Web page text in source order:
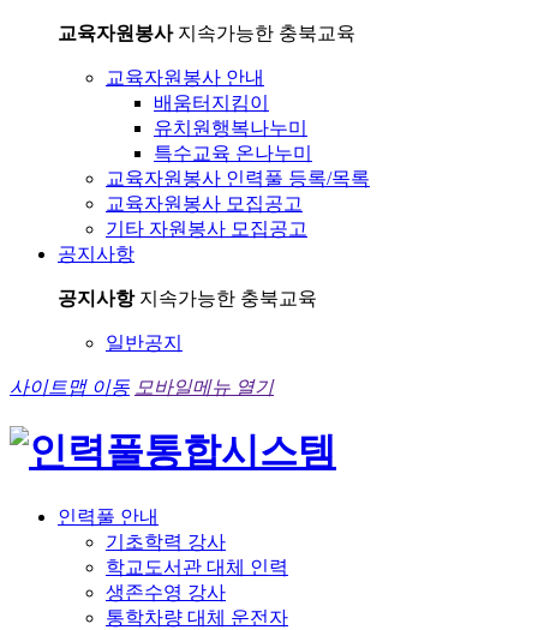
교육자원봉사 지속가능한 충북교육
교육자원봉사 안내
배움터지킴이
유치원행복나누미
특수교육 온나누미
교육자원봉사 인력풀 등록/목록
교육자원봉사 모집공고
기타 자원봉사 모집공고
공지사항
공지사항 지속가능한 충북교육
일반공지
사이트맵 이동 모바일메뉴 열기
인력풀 안내
기초학력 강사
학교도서관 대체 인력
생존수영 강사
통학차량 대체 운전자